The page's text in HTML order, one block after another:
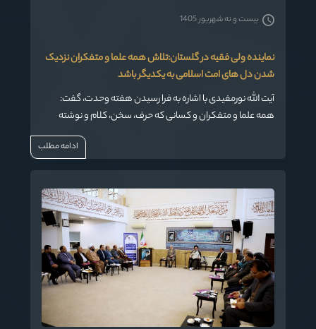
نماینده ولی فقیه در گلستان:تلاش همه علما و متفکران نزدیک
شدن دل های امت اسلامی به یکدیگر باشد
آیت الله نورمفیدی با اشاره به فرا رسیدن هفته وحدت، گفت:
همه علما و متفکران و کسانی که حرف، سخن، کلام و نوشته
شان می تواند برای امت اسلامی موثر باشد، باید تلاش کنند تا دل
بیست و نه شهریور 1405
ادامه مطلب